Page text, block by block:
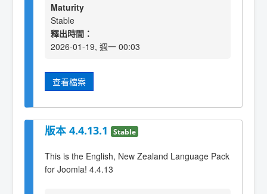
Maturity
Stable
釋出時間：
2026-01-19, 週一 00:03
查看檔案
版本 4.4.13.1 Stable
This is the English, New Zealand Language Pack
for Joomla! 4.4.13